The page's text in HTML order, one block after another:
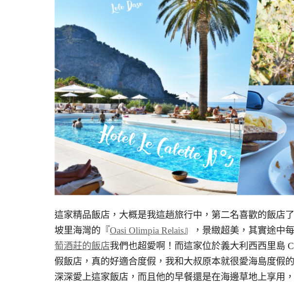
這家精品飯店，大概是我這趟旅行中，第二名喜歡的飯店
坡里海灣的『Oasi Olimpia Relais』，景緻超美，其實途中
萄酒莊的飯店我們也超愛啊！而這家位於義大利西西里島
假飯店，真的好適合度假，我和大叔原本就很愛海島度假
深深愛上這家飯店，而且他的早餐還是在海邊草地上享用